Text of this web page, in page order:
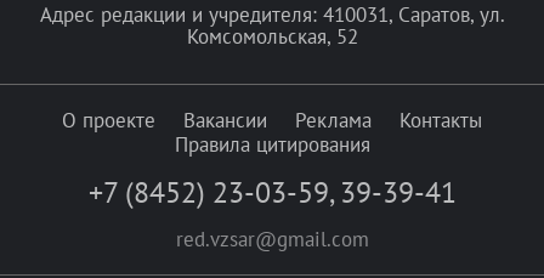
Адрес редакции и учредителя: 410031, Саратов, ул.
Комсомольская, 52
О проекте Вакансии Реклама
Контакты
Правила цитирования
+7 (8452) 23-03-59, 39-39-41
red.vzsar@gmail.com